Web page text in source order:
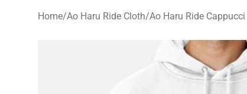
Home/Ao Haru Ride Cloth/Ao Haru Ride Cappucci